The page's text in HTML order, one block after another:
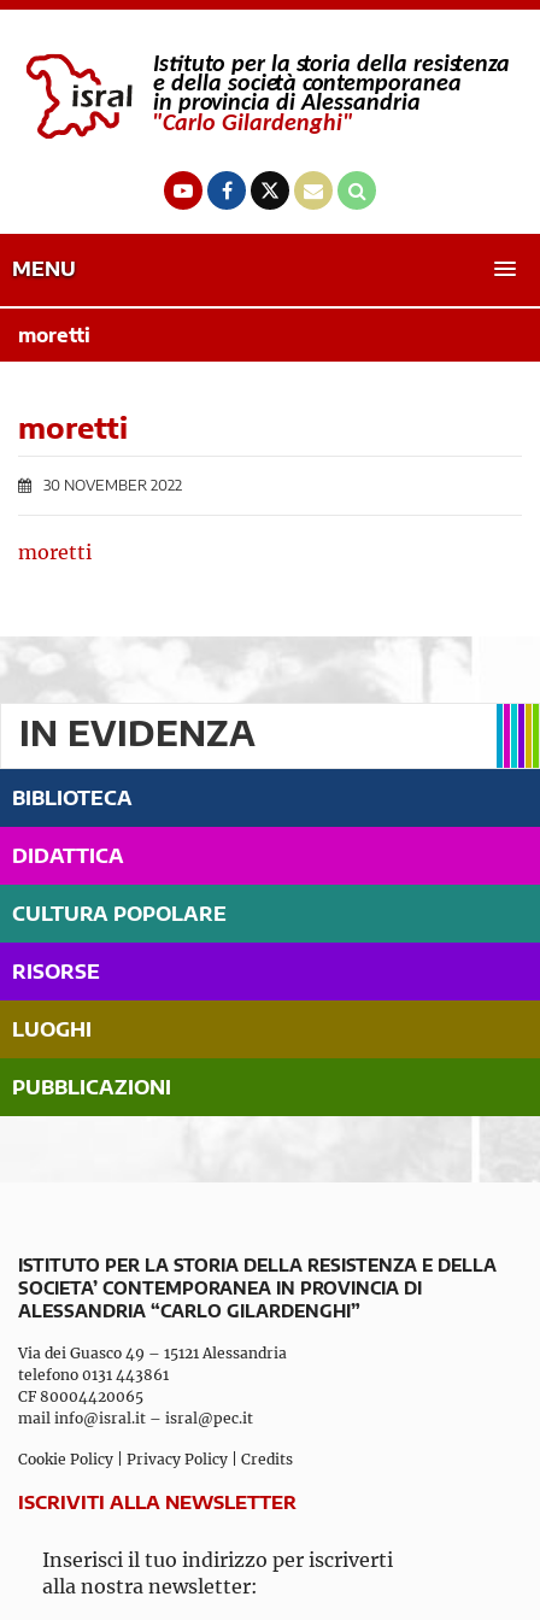
MENU
moretti
moretti
30 NOVEMBER 2022
moretti
IN EVIDENZA
BIBLIOTECA
DIDATTICA
CULTURA POPOLARE
RISORSE
LUOGHI
PUBBLICAZIONI
ISTITUTO PER LA STORIA DELLA RESISTENZA E DELLA
SOCIETA’ CONTEMPORANEA IN PROVINCIA DI
ALESSANDRIA “CARLO GILARDENGHI”
Via dei Guasco 49 – 15121 Alessandria
telefono 0131 443861
CF 80004420065
mail info@isral.it – isral@pec.it
Cookie Policy Privacy Policy Credits
ISCRIVITI ALLA NEWSLETTER
Inserisci il tuo indirizzo per iscriverti
alla nostra newsletter: